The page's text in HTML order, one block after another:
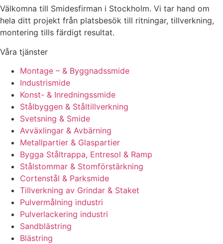
Välkomna till Smidesfirman i Stockholm. Vi tar hand om
hela ditt projekt från platsbesök till ritningar, tillverkning,
montering tills färdigt resultat.
Våra tjänster
Montage – & Byggnadssmide
Industrismide
Konst- & Inredningssmide
Stålbyggen & Ståltillverkning
Svetsning & Smide
Avväxlingar & Avbärning
Metallpartier & Glaspartier
Bygga Ståltrappa, Entresol & Ramp
Stålstommar & Stomförstärkning
Cortenstål & Parksmide
Tillverkning av Grindar & Staket
Pulvermålning industri
Pulverlackering industri
Sandblästring
Blästring